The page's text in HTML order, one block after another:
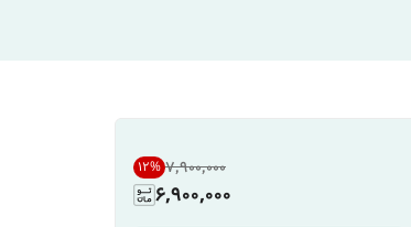
۷٬۹۰۰٬۰۰۰ 12%
6,900,000